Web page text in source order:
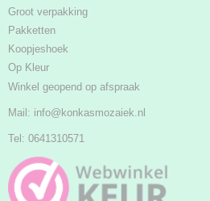
Groot verpakking
Pakketten
Koopjeshoek
Op Kleur
Winkel geopend op afspraak
Mail: info@konkasmozaiek.nl
Tel: 0641310571